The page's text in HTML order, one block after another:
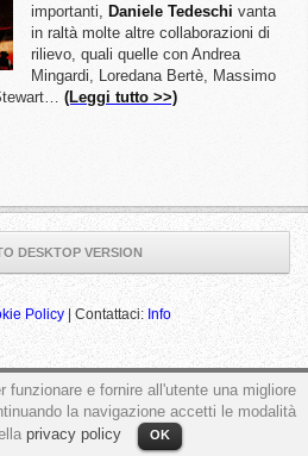
importanti, Daniele Tedeschi vanta
in raltà molte altre collaborazioni di
rilievo, quali quelle con Andrea
Mingardi, Loredana Bertè, Massimo
(Leggi tutto >>)
DESKTOP VERSION
Policy| Contattaci: Info
e fornire all'utente una migliore
la navigazione accetti le modalità
privacy policy OK